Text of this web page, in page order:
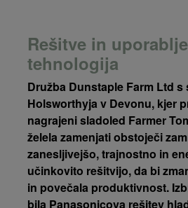
Rešitve in
tehnologija
Družba Dunstaple Farm Ltd s
Holsworthyja v Devonu, kjer
nagrajeni sladoled Farmer
želela zamenjati obstoječi
zanesljivejšo, trajnostno in
učinkovito rešitvijo, da bi
in povečala produktivnost.
bila Panasonicova rešitev